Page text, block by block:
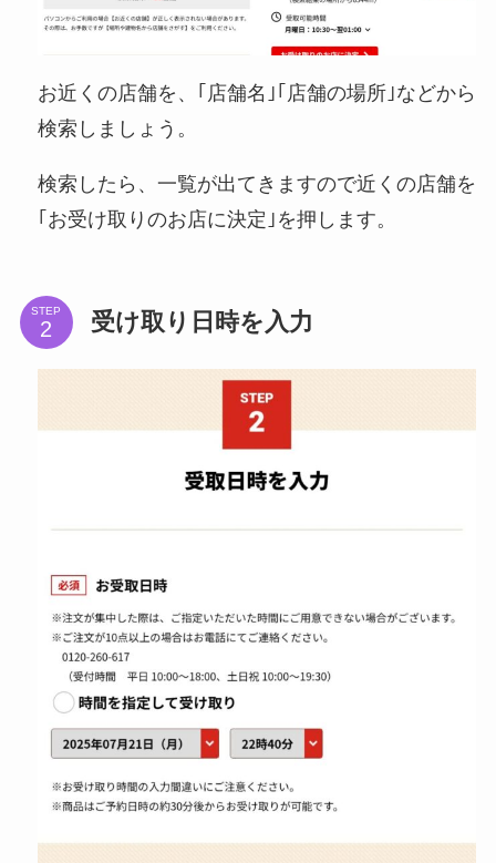
お近くの店舗を、｢店舗名｣｢店舗の場所｣などから
検索しましょう。
検索したら、一覧が出てきますので近くの店舗を
｢お受け取りのお店に決定｣を押します。
STEP 受け取り日時を入力